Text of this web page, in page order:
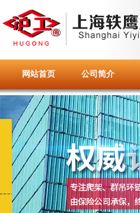
网站首页 公司简介